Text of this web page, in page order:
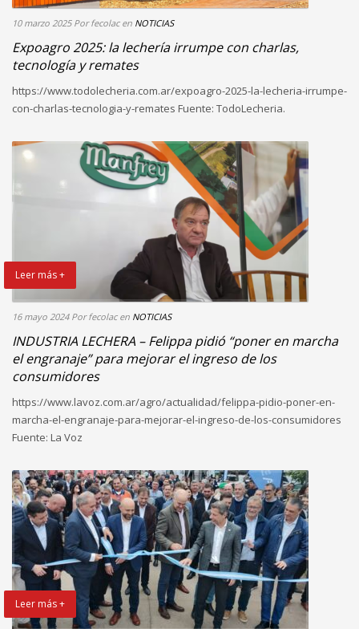
10 marzo 2025 Por fecolac en NOTICIAS
Expoagro 2025: la lechería irrumpe con charlas,
tecnología y remates
https://www.todolecheria.com.ar/expoagro-2025-la-lecheria-irrumpe-
con-charlas-tecnologia-y-remates Fuente: TodoLecheria.
Leer más +
16 mayo 2024 Por fecolac en NOTICIAS
INDUSTRIA LECHERA – Felippa pidió “poner en marcha
el engranaje” para mejorar el ingreso de los
consumidores
https://www.lavoz.com.ar/agro/actualidad/felippa-pidio-poner-en-
marcha-el-engranaje-para-mejorar-el-ingreso-de-los-consumidores
Fuente: La Voz
Leer más +